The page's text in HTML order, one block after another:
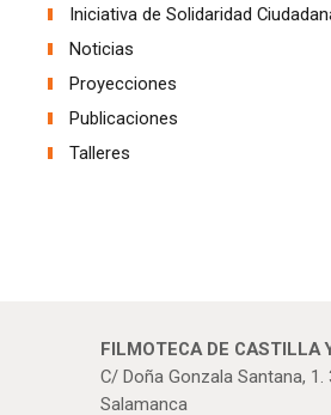
Iniciativa de Solidaridad
Noticias
Proyecciones
Publicaciones
Talleres
FILMOTECA DE CASTILLA
C/ Doña Gonzala Santana, 1.
Salamanca